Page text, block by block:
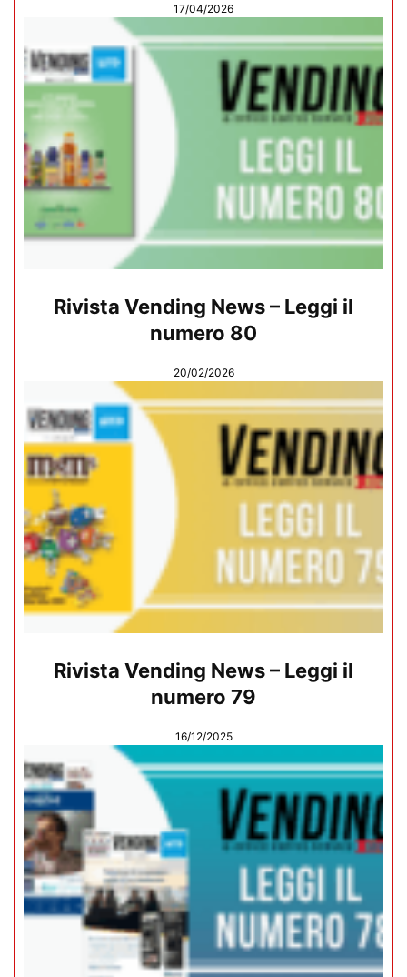
17/04/2026
Rivista Vending News – Leggi il
numero 80
20/02/2026
Rivista Vending News – Leggi il
numero 79
16/12/2025